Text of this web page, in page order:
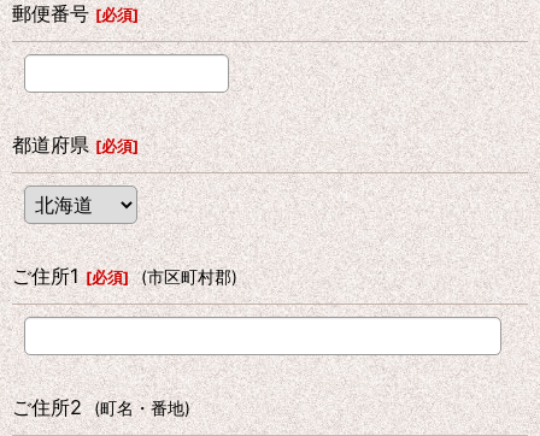
郵便番号 [必須]
都道府県 [必須]
ご住所1 [必須] (市区町村郡)
ご住所2 (町名・番地)